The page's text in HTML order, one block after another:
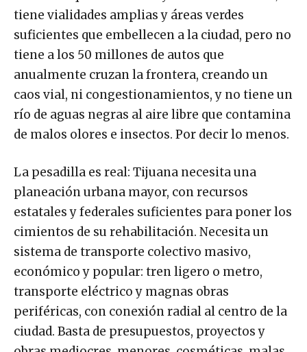
tiene vialidades amplias y áreas verdes
suficientes que embellecen a la ciudad, pero no
tiene a los 50 millones de autos que
anualmente cruzan la frontera, creando un
caos vial, ni congestionamientos, y no tiene un
río de aguas negras al aire libre que contamina
de malos olores e insectos. Por decir lo menos.
La pesadilla es real: Tijuana necesita una
planeación urbana mayor, con recursos
estatales y federales suficientes para poner los
cimientos de su rehabilitación. Necesita un
sistema de transporte colectivo masivo,
económico y popular: tren ligero o metro,
transporte eléctrico y magnas obras
periféricas, con conexión radial al centro de la
ciudad. Basta de presupuestos, proyectos y
obras mediocres, menores, cosméticas, malas